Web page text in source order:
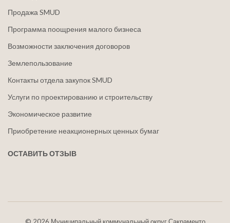
Продажа SMUD
Программа поощрения малого бизнеса
Возможности заключения договоров
Землепользование
Контакты отдела закупок SMUD
Услуги по проектированию и строительству
Экономическое развитие
Приобретение неакционерных ценных бумаг
ОСТАВИТЬ ОТЗЫВ
© 2026 Муниципальный коммунальный округ Сакраменто